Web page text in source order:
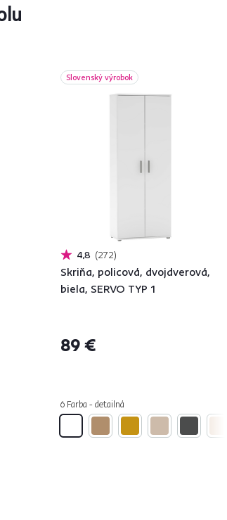
Slovenský výrobok
4,8 272
Skriňa, policová, dvojdverová,
biela, SERVO TYP 1
89 €
6 Farba - detailná